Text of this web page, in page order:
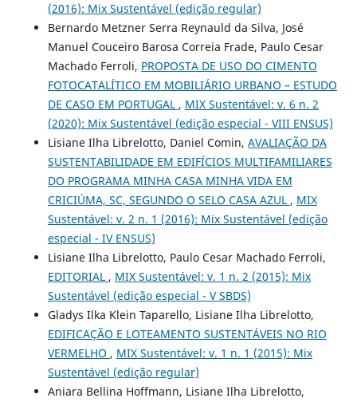
(2016): Mix Sustentável (edição regular)
Bernardo Metzner Serra Reynauld da Silva, José
Manuel Couceiro Barosa Correia Frade, Paulo Cesar
Machado Ferroli, PROPOSTA DE USO DO CIMENTO
FOTOCATALÍTICO EM MOBILIÁRIO URBANO – ESTUDO
DE CASO EM PORTUGAL , MIX Sustentável: v. 6 n. 2
(2020): Mix Sustentável (edição especial - VIII ENSUS)
Lisiane Ilha Librelotto, Daniel Comin, AVALIAÇÃO DA
SUSTENTABILIDADE EM EDIFÍCIOS MULTIFAMILIARES
DO PROGRAMA MINHA CASA MINHA VIDA EM
CRICIÚMA, SC, SEGUNDO O SELO CASA AZUL , MIX
Sustentável: v. 2 n. 1 (2016): Mix Sustentável (edição
especial - IV ENSUS)
Lisiane Ilha Librelotto, Paulo Cesar Machado Ferroli,
EDITORIAL , MIX Sustentável: v. 1 n. 2 (2015): Mix
Sustentável (edição especial - V SBDS)
Gladys Ilka Klein Taparello, Lisiane Ilha Librelotto,
EDIFICAÇÃO E LOTEAMENTO SUSTENTÁVEIS NO RIO
VERMELHO , MIX Sustentável: v. 1 n. 1 (2015): Mix
Sustentável (edição regular)
Aniara Bellina Hoffmann, Lisiane Ilha Librelotto,